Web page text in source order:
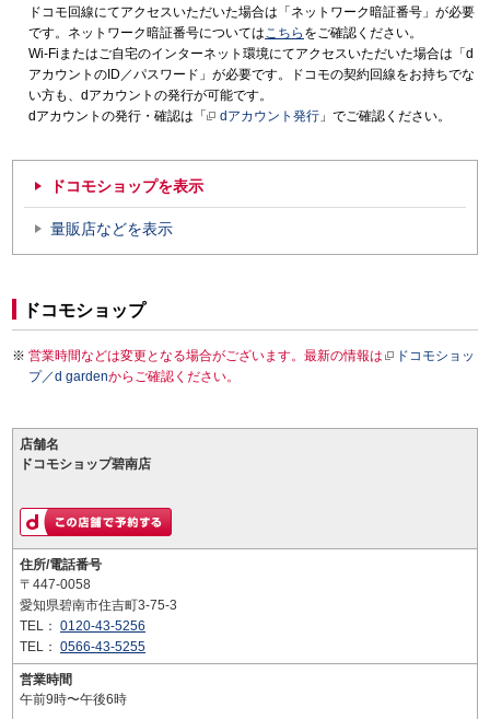
ドコモ回線にてアクセスいただいた場合は「ネットワーク暗証番号」が必要
です。ネットワーク暗証番号についてはこちら をご確認ください。
Wi-Fiまたはご自宅のインターネット環境にてアクセスいただいた場合は「d
アカウントのID／パスワード」が必要です。ドコモの契約回線をお持ちでな
い方も、dアカウントの発行が可能です。
dアカウントの発行・確認は「
dアカウント発行 」でご確認ください。
ドコモショップを表示
量販店などを表示
ドコモショップ
営業時間などは変更となる場合がございます。最新の情報は
ドコモショッ
プ／d gardenからご確認ください。
店舗名
ドコモショップ碧南店
住所/電話番号
〒447-0058
愛知県碧南市住吉町3-75-3
TEL： 0120-43-5256
TEL： 0566-43-5255
営業時間
午前9時〜午後6時